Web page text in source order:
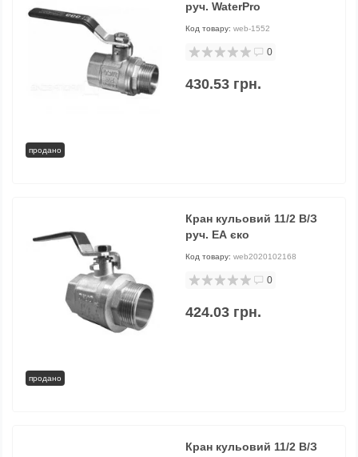
продано
руч. WaterPro
Код товару: web-1552
0
430.53 грн.
продано
Кран кульовий 11/2 В/З
руч. ЕА єко
Код товару: web2020102168
0
424.03 грн.
Кран кульовий 11/2 В/З